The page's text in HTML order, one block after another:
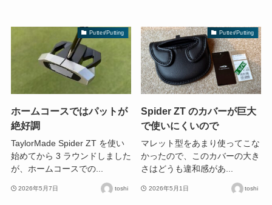
Putter/Putting
ホームコースではパットが
絶好調
TaylorMade Spider ZT を使い
始めてから 3 ラウンドしました
が、ホームコースでの...
2026年5月7日 toshi
Putter/Putting
Spider ZT のカバーが巨大
で使いにくいので
マレット型をあまり使ってこな
かったので、このカバーの大き
さはどうも違和感があ...
2026年5月1日 toshi